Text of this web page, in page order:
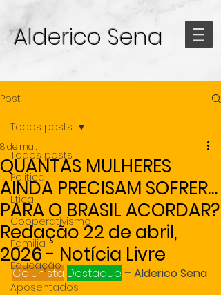
Alderico Sena
Post
Todos posts
Politica
Etica
Cooperativismo
Familia
Educação
Aposentados
Todos posts
QUANTAS MULHERES
AINDA PRECISAM SOFRER…
PARA O BRASIL ACORDAR?
Redação 22 de abril,
2026 - Notícia Livre
8 de mai.
Colunista Destaque – Alderico Sena